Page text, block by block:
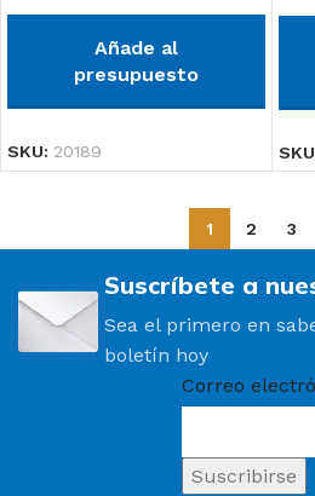
Añade al
presupuesto
SKU: 20189
1 2 3
Suscríbete a
Sea el primero en
boletín hoy
Correo